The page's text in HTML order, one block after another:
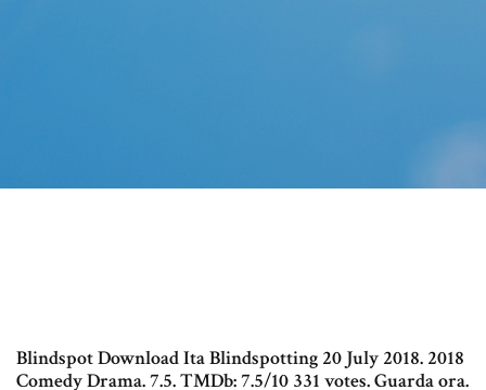
Blindspot Download Ita Blindspotting 20 July 2018. 2018
Comedy Drama. 7.5. TMDb: 7.5/10 331 votes. Guarda ora.